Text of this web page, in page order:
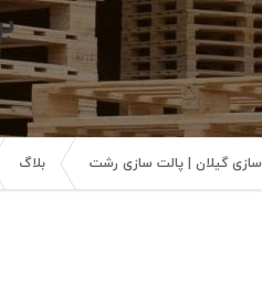
گیلان | پالت سازی رشت بلاگ